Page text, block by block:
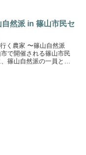
自然派 in 篠山市民セ
く農家 〜篠山自然派
で開催される篠山市民
篠山自然派の一員とし